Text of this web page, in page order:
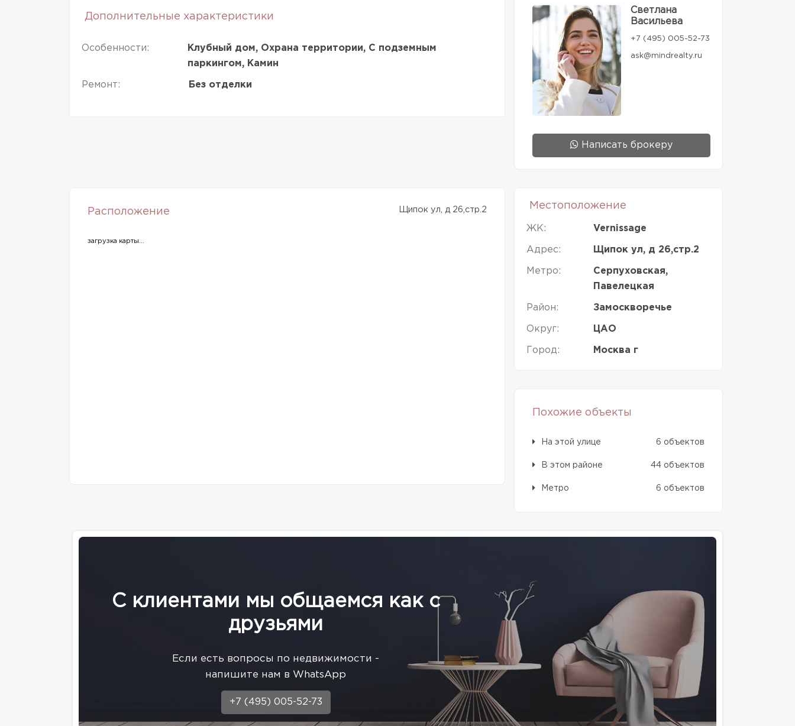
Дополнительные характеристики
Особенности:
Клубный дом, Охрана территории, С подземным
паркингом, Камин
Ремонт: Без отделки
Светлана
Васильева
+7 (495) 005-52-73
ask@mindrealty.ru
Написать брокеру
Расположение Щипок ул, д 26,стр.2
загрузка карты...
Местоположение
ЖК: Vernissage
Адрес: Щипок ул, д 26,стр.2
Метро:
Серпуховская,
Павелецкая
Район: Замоскворечье
Округ: ЦАО
Город: Москва г
Похожие объекты
На этой улице 6 объектов
В этом районе 44 объектов
Метро 6 объектов
С клиентами мы общаемся как с
друзьями
Eсли есть вопросы по недвижимости -
напишите нам в WhatsApp
+7 (495) 005-52-73